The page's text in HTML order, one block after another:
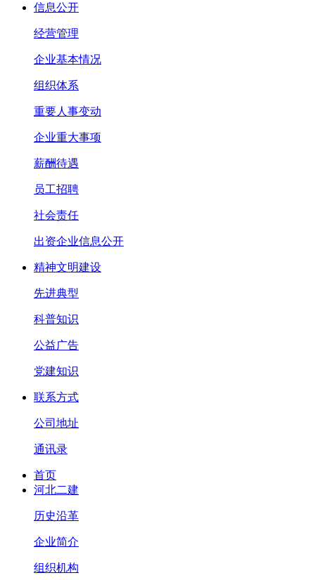
信息公开
经营管理
企业基本情况
组织体系
重要人事变动
企业重大事项
薪酬待遇
员工招聘
社会责任
出资企业信息公开
精神文明建设
先进典型
科普知识
公益广告
党建知识
联系方式
公司地址
通讯录
首页
河北二建
历史沿革
企业简介
组织机构